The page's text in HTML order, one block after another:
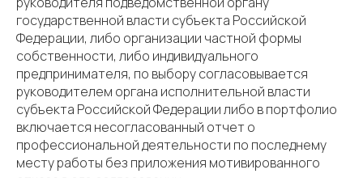
государственной власти субъекта Российской
Федерации, либо организации частной формы
собственности, либо индивидуального
предпринимателя, по выбору согласовывается
руководителем органа исполнительной власти
субъекта Российской Федерации либо в портфолио
включается несогласованный отчет о
профессиональной деятельности по последнему
месту работы без приложения мотивированного